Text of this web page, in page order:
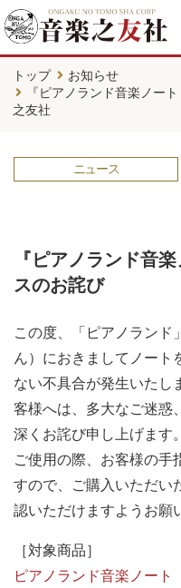
トップ
お知らせ
『ピアノランド音楽ノー
之友社
ニュース
『ピアノランド音
スのお詫び
この度、「ピアノランド
ん）におきましてノート
ない不具合が発生いたし
客様へは、多大なご迷惑
深くお詫び申し上げます。
ご使用の際、お客様の手
すので、ご購入いただい
認いただけますようお願
［対象商品］
ピアノランド音楽ノー